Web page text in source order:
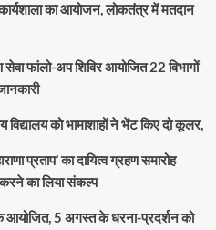
का आयोजन, लोकतंत्र में मतदान
फांलो-अप शिविर आयोजित 22 विभागों
विद्यालय को भामाशाहों ने भेंट किए दो कूलर,
प्रताप’ का दायित्व ग्रहण समारोह
का लिया संकल्प
आयोजित, 5 अगस्त के धरना-प्रदर्शन को